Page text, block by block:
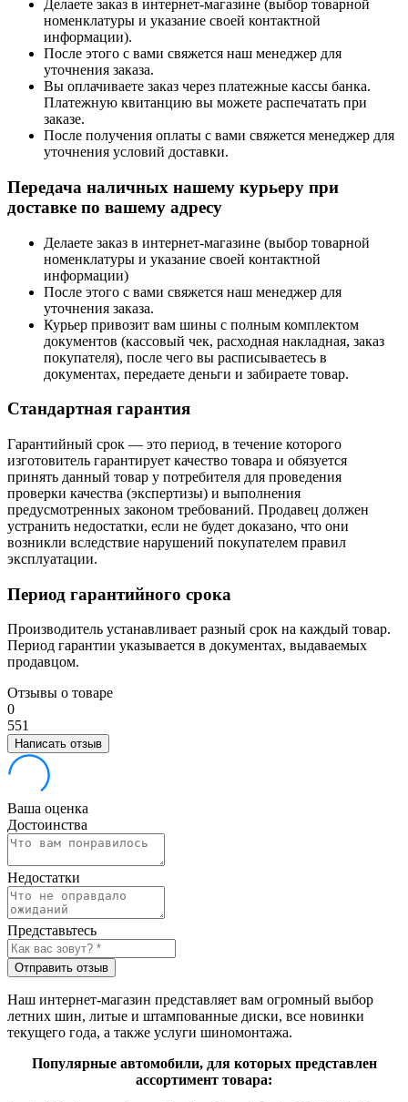
Делаете заказ в интернет-магазине (выбор товарной
номенклатуры и указание своей контактной
информации).
После этого с вами свяжется наш менеджер для
уточнения заказа.
Вы оплачиваете заказ через платежные кассы банка.
Платежную квитанцию вы можете распечатать при
заказе.
После получения оплаты с вами свяжется менеджер для
уточнения условий доставки.
Передача наличных нашему курьеру при
доставке по вашему адресу
Делаете заказ в интернет-магазине (выбор товарной
номенклатуры и указание своей контактной
информации)
После этого с вами свяжется наш менеджер для
уточнения заказа.
Курьер привозит вам шины с полным комплектом
документов (кассовый чек, расходная накладная, заказ
покупателя), после чего вы расписываетесь в
документах, передаете деньги и забираете товар.
Стандартная гарантия
Гарантийный срок — это период, в течение которого
изготовитель гарантирует качество товара и обязуется
принять данный товар у потребителя для проведения
проверки качества (экспертизы) и выполнения
предусмотренных законом требований. Продавец должен
устранить недостатки, если не будет доказано, что они
возникли вследствие нарушений покупателем правил
эксплуатации.
Период гарантийного срока
Производитель устанавливает разный срок на каждый товар.
Период гарантии указывается в документах, выдаваемых
продавцом.
Отзывы о товаре
0
551
Написать отзыв
Ваша оценка
Достоинства
Недостатки
Представьтесь
Отправить отзыв
Наш интернет-магазин представляет вам огромный выбор
летних шин, литые и штампованные диски, все новинки
текущего года, а также услуги шиномонтажа.
Популярные автомобили, для которых представлен
ассортимент товара: